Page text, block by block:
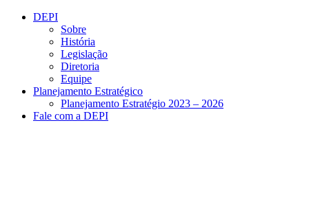
Conteúdo principal
DEPI
Sobre
História
Legislação
Diretoria
Equipe
Planejamento Estratégico
Planejamento Estratégio 2023 – 2026
Fale com a DEPI